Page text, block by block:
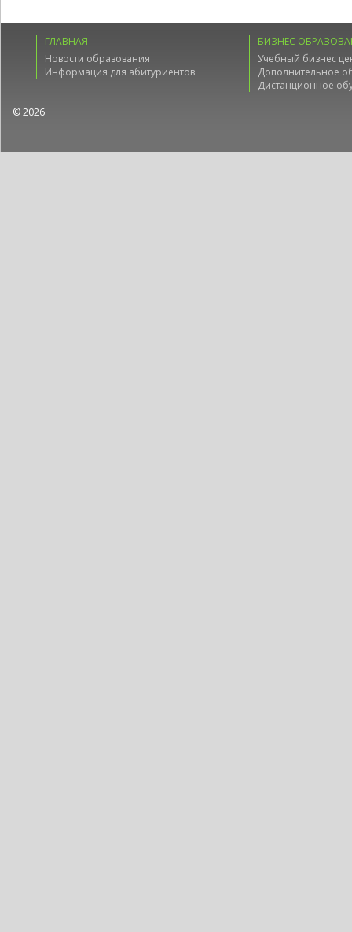
ГЛАВНАЯ
Новости образования
Информация для абитуриентов
БИЗНЕС
Учебный бизнес
Дополнительное
Дистанционное
© 2026